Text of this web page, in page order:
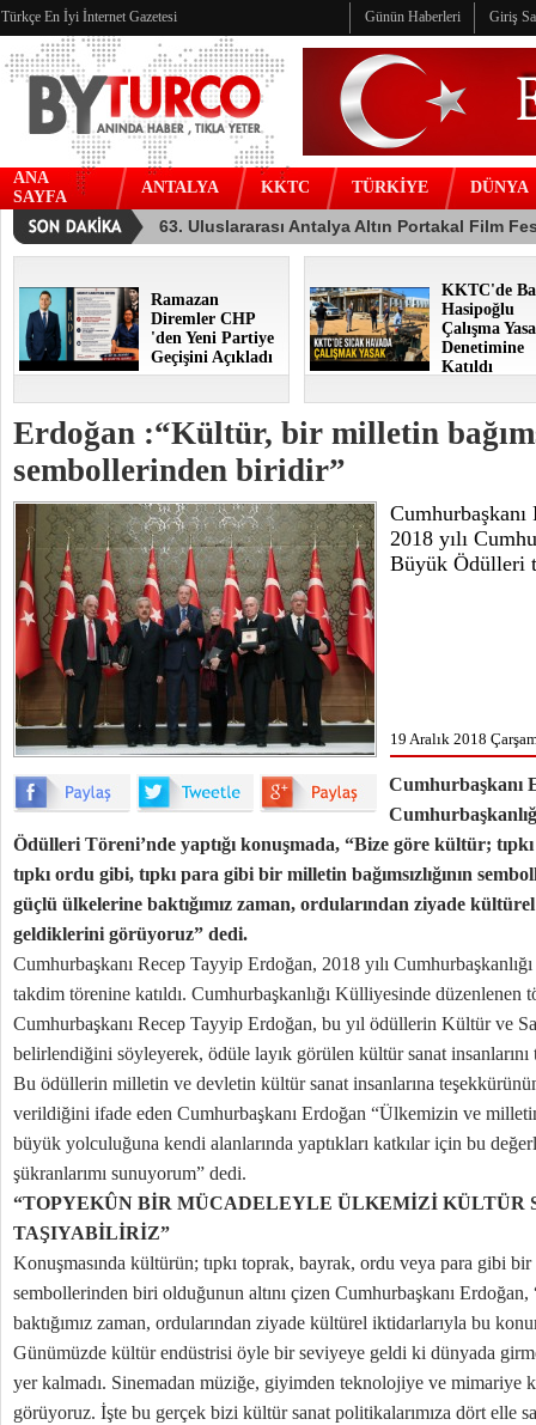
Türkçe En İyi İnternet Gazetesi Günün Haberleri Giriş
ANA
SAYFA
ANTALYA KKTC TÜRKİYE DÜNYA
Ramazan
Diremler CHP
'den Yeni Partiye
Geçişini Açıkladı
KKTC'de
Hasipoğlu
Çalışma
Denetimine
Katıldı
Erdoğan :“Kültür, bir milletin
sembollerinden biridir”
2018 yılı
Büyük Ödülleri
19 Aralık 2018
Cumhurbaşkanı
Ödülleri Töreni’nde yaptığı konuşmada, “Bize göre kültür;
tıpkı ordu gibi, tıpkı para gibi bir milletin bağımsızlığının
güçlü ülkelerine baktığımız zaman, ordularından ziyade
geldiklerini görüyoruz” dedi.
Cumhurbaşkanı Recep Tayyip Erdoğan, 2018 yılı
takdim törenine katıldı. Cumhurbaşkanlığı Külliyesinde düzenlenen
Cumhurbaşkanı Recep Tayyip Erdoğan, bu yıl ödüllerin Kültür ve
belirlendiğini söyleyerek, ödüle layık görülen kültür sanat
Bu ödüllerin milletin ve devletin kültür sanat insanlarına
verildiğini ifade eden Cumhurbaşkanı Erdoğan “Ülkemizin ve
büyük yolculuğuna kendi alanlarında yaptıkları katkılar için bu
şükranlarımı sunuyorum” dedi.
“TOPYEKÛN BİR MÜCADELEYLE ÜLKEMİZİ KÜLTÜR
TAŞIYABİLİRİZ”
Konuşmasında kültürün; tıpkı toprak, bayrak, ordu veya para gibi bir
sembollerinden biri olduğunun altını çizen Cumhurbaşkanı
baktığımız zaman, ordularından ziyade kültürel iktidarlarıyla bu
Günümüzde kültür endüstrisi öyle bir seviyeye geldi ki dünyada
yer kalmadı. Sinemadan müziğe, giyimden teknolojiye ve mimariye
görüyoruz. İşte bu gerçek bizi kültür sanat politikalarımıza dört elle